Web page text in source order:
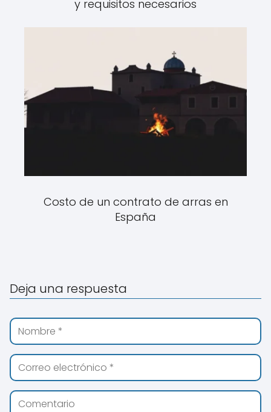
y requisitos necesarios
Costo de un contrato de arras en
España
Deja una respuesta